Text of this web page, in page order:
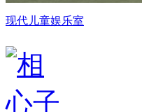
现代儿童娱乐室